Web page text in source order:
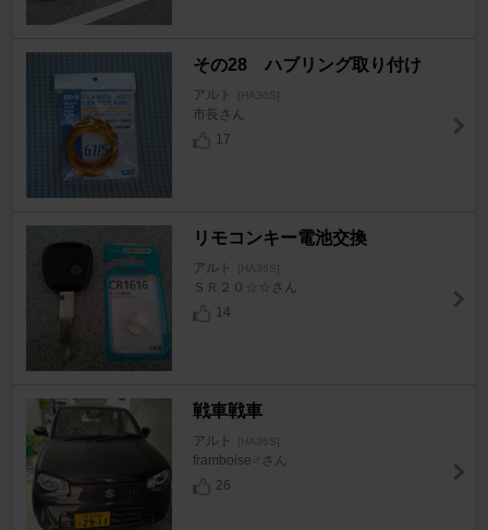
その28 ハブリング取り付け
アルト [HA36S]
市長さん
17
リモコンキー電池交換
アルト [HA36S]
ＳＲ２０☆☆さん
14
戦車戦車
アルト [HA36S]
framboise♂さん
26